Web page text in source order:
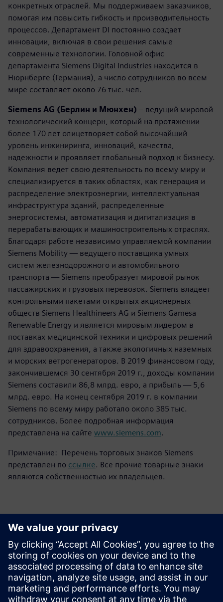
конкретных отраслей. Мы поддерживаем заказчиков,
помогая им повысить гибкость и производительность
процессов. Департамент DI постоянно создает
инновации, включая в свои решения самые
современные технологии. Головной офис
департамента Siemens Digital Industries находится в
Нюрнберге (Германия), а число сотрудников во всем
мире составляет около 76 тыс. чел.
Siemens AG (Берлин и Мюнхен) – ведущий мировой
технологический концерн, который на протяжении
более 170 лет олицетворяет собой высочайший
уровень инжиниринга, инноваций, качества,
надежности и проявляет глобальный подход к бизнесу.
Компания ведет свою деятельность по всему миру и
специализируется в таких областях, как генерация и
распределение электроэнергии, интеллектуальная
инфраструктура зданий, распределенные
энергосистемы, автоматизация и дигитализация в
перерабатывающих и машиностроительных отраслях.
Благодаря работе независимо управляемой компании
Siemens Mobility — ведущего поставщика умных
систем железнодорожного и автомобильного
транспорта — Siemens преобразует мировой рынок
пассажирских и грузовых перевозок. Siemens владеет
контрольными пакетами открытых акционерных
обществ Siemens Healthineers AG и Siemens Gamesa
Renewable Energy и является мировым лидером в
поставках медицинской техники и цифровых решений
для здравоохранения, а также экологичных наземных
и морских ветрогенераторов. В 2019 финансовом году,
закончившемся 30 сентября 2019 г., доходы компании
Siemens составили 86,8 млрд. евро, а прибыль — 5,6
млрд. евро. На конец сентября 2019 г. в компании
Siemens по всему миру работало около 385 тыс.
сотрудников. Более подробная информация
представлена на сайте www.siemens.com.
Примечание: Перечень торговых знаков Siemens
представлен по ссылке. Все прочие товарные знаки
являются собственностью их владельцев.
Контакты пресс-службы
Siemens Digital Industries Software PR Team
Email: press.software.sisw@siemens.com